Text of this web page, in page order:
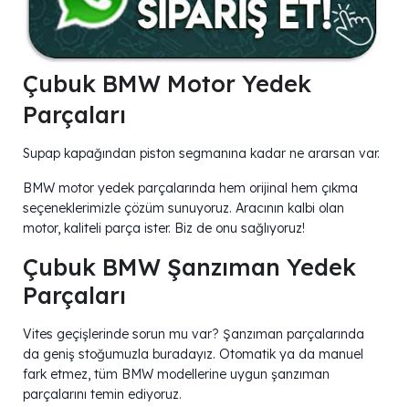
Çubuk BMW Motor Yedek
Parçaları
Supap kapağından piston segmanına kadar ne ararsan var.
BMW motor yedek parçalarında hem orijinal hem çıkma
seçeneklerimizle çözüm sunuyoruz. Aracının kalbi olan
motor, kaliteli parça ister. Biz de onu sağlıyoruz!
Çubuk BMW Şanzıman Yedek
Parçaları
Vites geçişlerinde sorun mu var? Şanzıman parçalarında
da geniş stoğumuzla buradayız. Otomatik ya da manuel
fark etmez, tüm BMW modellerine uygun şanzıman
parçalarını temin ediyoruz.